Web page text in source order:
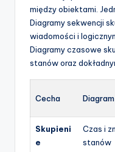
między obiektami.
Diagramy sekwencji
wiadomości i
Diagramy czasowe
stanów oraz
Cecha
Skupieni
e
Czas i
stanów